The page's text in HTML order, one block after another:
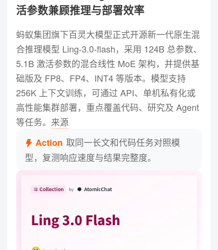
活参数兼顾推理与部署效率
蚂蚁集团旗下百灵大模型正式开源新一代原生混
合推理模型 Ling-3.0-flash，采用 124B 总参数、
5.1B 激活参数的混合线性 MoE 架构，并提供基
础版及 FP8、FP4、INT4 等版本。模型支持
256K 上下文训练，可通过 API、单机私有化或
高性能集群部署，重点覆盖代码、研究及 Agent
等任务。 来源
Action 取同一长文和代码任务对照模
型，复测响应速度与结果完整度。